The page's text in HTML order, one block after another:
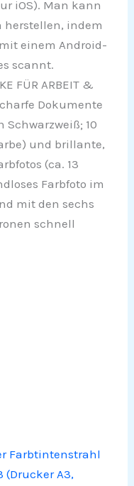
iOS). Man kann
herstellen, indem
einem Android-
scannt.
FÜR ARBEIT &
Dokumente
Schwarzweiß; 10
und brillante,
(ca. 13
Farbfoto im
mit den sechs
schnell
Farbtintenstrahl
(Drucker A3,